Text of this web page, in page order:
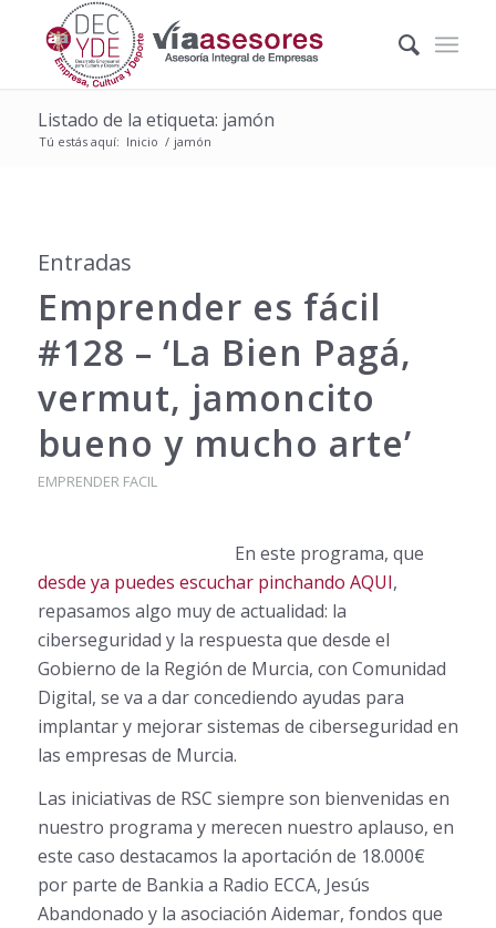
Listado de la etiqueta: jamón
Tú estás aquí: Inicio / jamón
Entradas
Emprender es fácil
#128 – ‘La Bien Pagá,
vermut, jamoncito
bueno y mucho arte’
EMPRENDER FACIL
En este programa, que
desde ya puedes escuchar pinchando AQUI,
repasamos algo muy de actualidad: la
ciberseguridad y la respuesta que desde el
Gobierno de la Región de Murcia, con Comunidad
Digital, se va a dar concediendo ayudas para
implantar y mejorar sistemas de ciberseguridad en
las empresas de Murcia.
Las iniciativas de RSC siempre son bienvenidas en
nuestro programa y merecen nuestro aplauso, en
este caso destacamos la aportación de 18.000€
por parte de Bankia a Radio ECCA, Jesús
Abandonado y la asociación Aidemar, fondos que